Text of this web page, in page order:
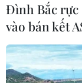
Những hoạt
Đình Bắc rực
vào bán kết